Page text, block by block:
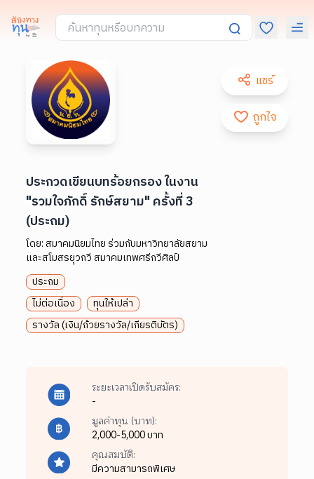
แชร์
ถูกใจ
ประกวดเขียนบทร้อยกรอง ในงาน
"รวมใจภักดิ์ รักษ์สยาม" ครั้งที่ 3
(ประถม)
โดย:สมาคมนิยมไทย ร่วมกับมหาวิทยาลัยสยาม
และสโมสรยุวกวี สมาคมเทพศรีกวีศิลป์
ประถม
ไม่ต่อเนื่อง
ทุนให้เปล่า
รางวัล (เงิน/ถ้วยรางวัล/เกียรติบัตร)
ระยะเวลาเปิดรับสมัคร:
-
มูลค่าทุน (บาท):
2,000-5,000 บาท
คุณสมบัติ:
มีความสามารถพิเศษ